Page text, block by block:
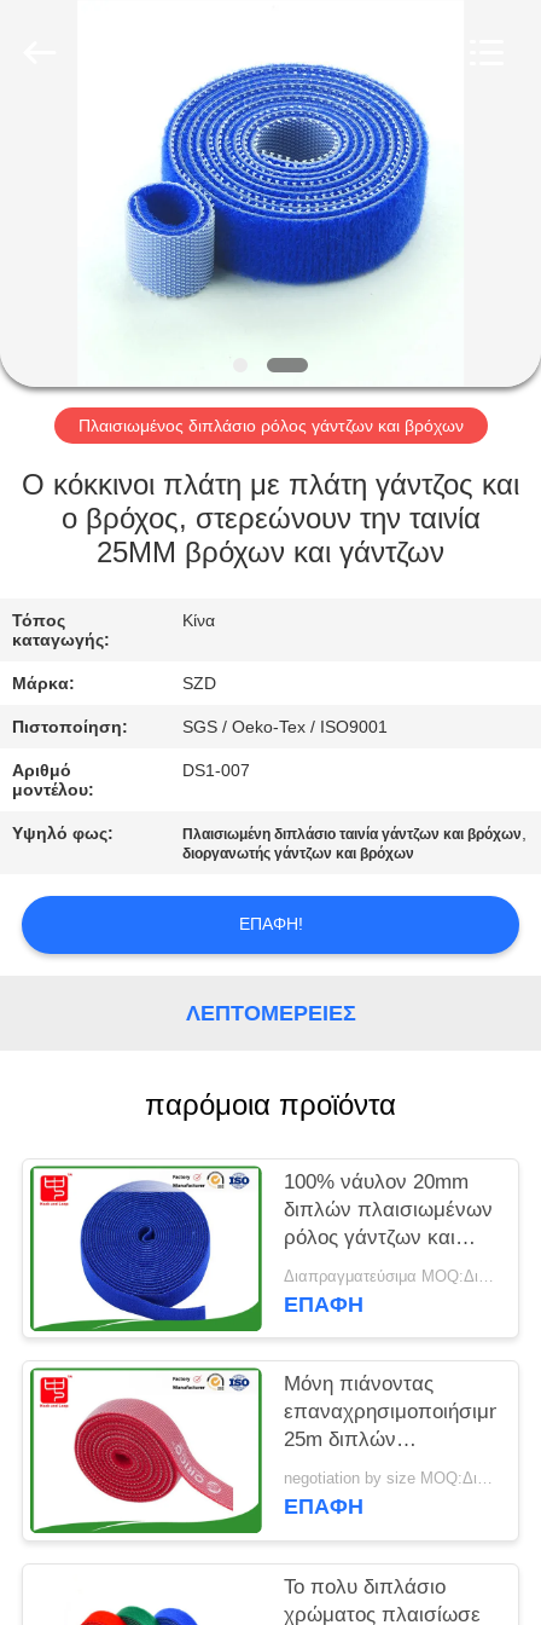
ΠΡΟΪΌΝΤΑ
ΣΧΕΤΙΚΆ
ΕΜΆΣ
ΠΕΡΙΟΔΕΊΑ
ΣΤΟ
ΕΡΓΟΣΤΆΣΙΟ
ΠΟΙΌΤΗΤΑΣ
ΜΑΣ
ΖΗΤΉΣΤΕ
ΠΡΟΣΦΟΡΆ
SITEMAP
ΠΟΛΙΤΙΚΉ
ΑΠΟΡΡΉΤΟΥ
Πλαισιωμένος διπλάσιο ρόλος γάντζων και βρόχων
Ο κόκκινοι πλάτη με πλάτη γάντζος και
ο βρόχος, στερεώνουν την ταινία
25MM βρόχων και γάντζων
Τόπος
καταγωγής:
Κίνα
Μάρκα: SZD
Πιστοποίηση: SGS / Oeko-Tex / ISO9001
Αριθμό
μοντέλου:
DS1-007
Υψηλό φως: Πλαισιωμένη διπλάσιο ταινία γάντζων και βρόχων,
διοργανωτής γάντζων και βρόχων
ΕΠΑΦΉ!
ΛΕΠΤΟΜΈΡΕΙΕΣ
παρόμοια προϊόντα
100% νάυλον 20mm
διπλών πλαισιωμένων
ρόλος γάντζων και
βρόχων
Διαπραγματεύσιμα MOQ:Διαπραγματεύσιμος
ΕΠΑΦΉ
Μόνη πιάνοντας
επαναχρησιμοποιήσιμη
25m διπλών
πλαισιωμένων ταινία
γάντζων και βρόχων
negotiation by size MOQ:Διαπραγματεύσιμος
ΕΠΑΦΉ
Το πολυ διπλάσιο
χρώματος πλαισίωσε